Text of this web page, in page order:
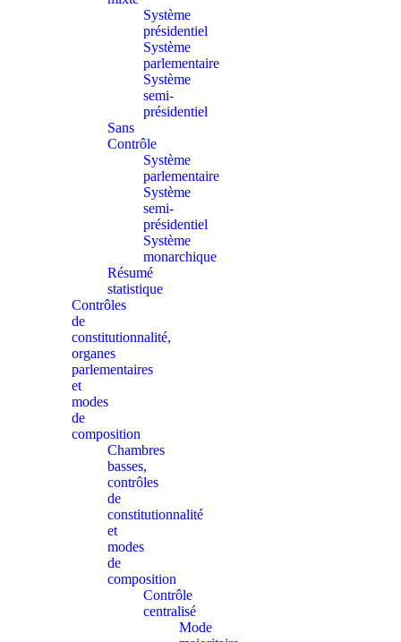
Système
présidentiel
Système
parlementaire
Système
semi-
présidentiel
Sans
Contrôle
Système
parlementaire
Système
semi-
présidentiel
Système
monarchique
Résumé
statistique
Contrôles
de
constitutionnalité,
organes
parlementaires
et
modes
de
composition
Chambres
basses,
contrôles
de
constitutionnalité
et
modes
de
composition
Contrôle
centralisé
Mode